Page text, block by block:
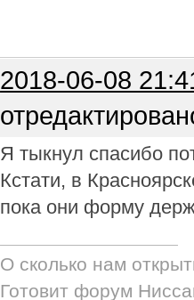
2018-06-08
Я тыкнул спасибо
Кстати, в
пока они форму
О сколько нам
Готовит форум